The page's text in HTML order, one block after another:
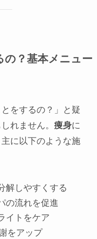
の？基本メニュー
をするの？」と疑
れません。 痩身に
に以下のような施
解しやすくする
の流れを促進
イトをケア
をアップ